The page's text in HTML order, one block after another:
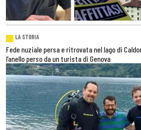
LA STORIA
Fede nuziale persa e ritrovata nel lago di
l’anello perso da un turista di Genova